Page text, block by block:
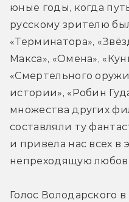
юные годы, когда
русскому зрителю
«Терминатора»,
Макса», «Омена»,
«Смертельного
истории», «Робин
множества других
составляли ту
и привела нас всех в
непреходящую
Голос Володарского